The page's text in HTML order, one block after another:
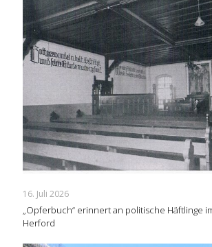
16. Juli 2026
„Opferbuch“ erinnert an politische Häftlinge
Herford